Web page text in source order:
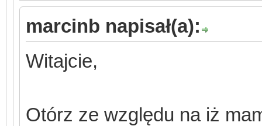
marcinb napisał(a):
Witajcie,
Otórz ze względu na iż